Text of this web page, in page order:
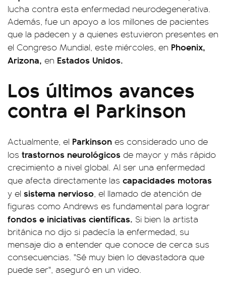
lucha contra esta enfermedad neurodegenerativa.
Además, fue un apoyo a los millones de pacientes
que la padecen y a quienes estuvieron presentes en
el Congreso Mundial, este miércoles, en Phoenix,
Arizona, en Estados Unidos.
Los últimos avances
contra el Parkinson
Actualmente, el Parkinson es considerado uno de
los trastornos neurológicos de mayor y más rápido
crecimiento a nivel global. Al ser una enfermedad
que afecta directamente las capacidades motoras
y el sistema nervioso, el llamado de atención de
figuras como Andrews es fundamental para lograr
fondos e iniciativas científicas. Si bien la artista
británica no dijo si padecía la enfermedad, su
mensaje dio a entender que conoce de cerca sus
consecuencias. "Sé muy bien lo devastadora que
puede ser", aseguró en un video.